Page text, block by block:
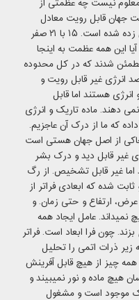
نیست چه عظمتی از
جهان قابل رویت معادل
۱۵۰۰۰۰۰۰۰۰۰۰۰۰۰۰۰۰۰۰۰۰۰ سال نوری تخمین زده شده است. ۱۵ با ۲۱ صفر
این همه عظمت به اینجا
شدند که در کل محدوده
رویت ۹۶ درصد مواد و ۹۸ درصد انرژی غیر قابل رویت و
هستند اما قابل
دهند. ماده تاریک و انرژی
که ما از درک آن عاجزیم.
از اصل جهان هستی است
غیر قابل دید و درک بشر
غیر قابل تشخیص. از رگ
شده که ابعادی فراتر از
عرض، ارتفاع و حتی زمان. و
عامل ایجاد همه
چون فرا ابعاد است. فراتر
زیر ذرات اتمی را تحلیل
چیز از هیچ قابل آفرینش
هیچ ماده و نور نمیبیند و
موجود است و مشغول